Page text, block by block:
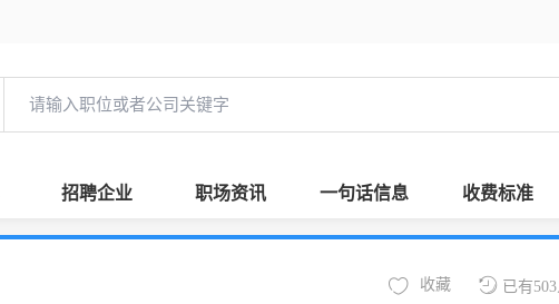
招聘企业 职场资讯 一句话信息 收费标准
已有
收藏